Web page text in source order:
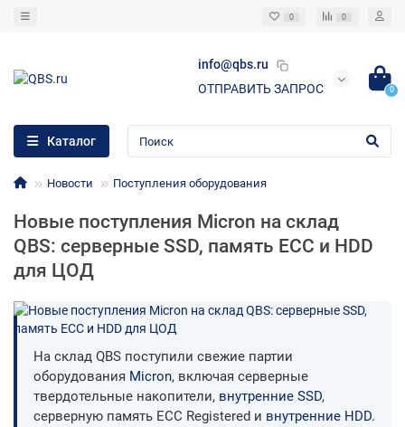
0 0
info@qbs.ru
ОТПРАВИТЬ ЗАПРОС
0
Каталог
Новости Поступления оборудования
Новые поступления Micron на склад
QBS: серверные SSD, память ECC и HDD
для ЦОД
На склад QBS поступили свежие партии
оборудования Micron, включая серверные
твердотельные накопители, внутренние SSD,
серверную память ECC Registered и внутренние HDD.